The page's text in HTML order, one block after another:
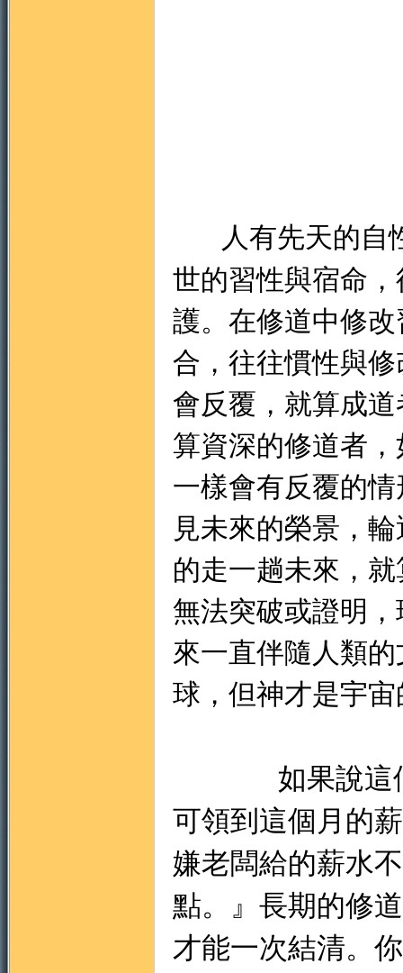
人有先天的自
世的習性與宿命
護。在修道中修
合，往往慣性與
會反覆，就算成
算資深的修道者
一樣會有反覆的
見未來的榮景，
的走一趟未來，
無法突破或證明
來一直伴隨人類
球，但神才是宇
如果說這
可領到這個月的
嫌老闆給的薪水
點。』長期的修
才能一次結清。